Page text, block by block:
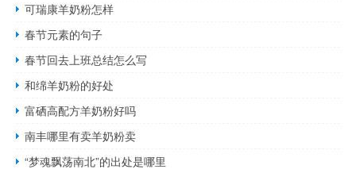
可瑞康羊奶粉怎样
春节元素的句子
春节回去上班总结怎么写
和绵羊奶粉的好处
富硒高配方羊奶粉好吗
南丰哪里有卖羊奶粉卖
“梦魂飘荡南北”的出处是哪里